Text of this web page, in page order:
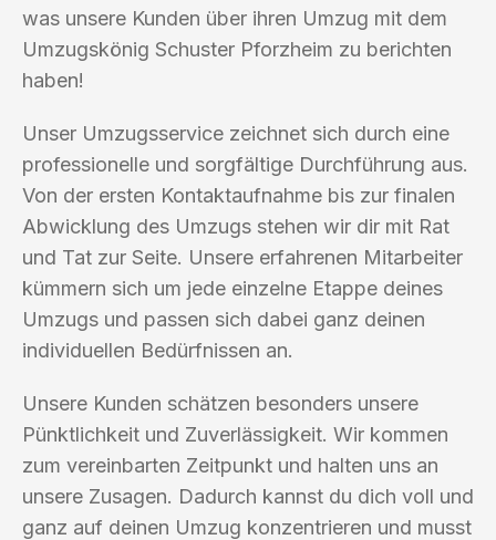
was unsere Kunden über ihren Umzug mit dem
Umzugskönig Schuster Pforzheim zu berichten
haben!
Unser Umzugsservice zeichnet sich durch eine
professionelle und sorgfältige Durchführung aus.
Von der ersten Kontaktaufnahme bis zur finalen
Abwicklung des Umzugs stehen wir dir mit Rat
und Tat zur Seite. Unsere erfahrenen Mitarbeiter
kümmern sich um jede einzelne Etappe deines
Umzugs und passen sich dabei ganz deinen
individuellen Bedürfnissen an.
Unsere Kunden schätzen besonders unsere
Pünktlichkeit und Zuverlässigkeit. Wir kommen
zum vereinbarten Zeitpunkt und halten uns an
unsere Zusagen. Dadurch kannst du dich voll und
ganz auf deinen Umzug konzentrieren und musst